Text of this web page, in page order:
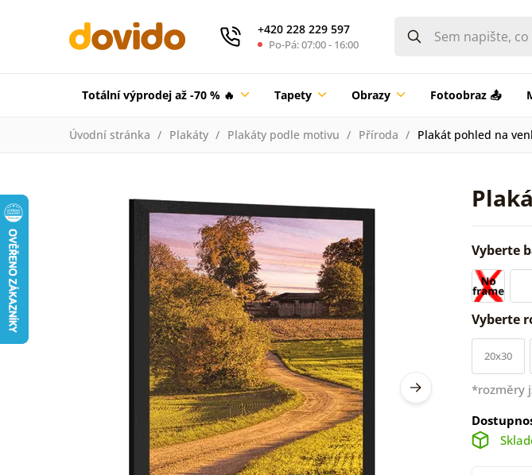
+420 228 229 597
Po-Pá: 07:00 - 16:00
Totální výprodej až -70 % 🔥 Tapety Obrazy Fotoobraz 📤
Úvodní stránka Plakáty Plakáty podle motivu Příroda Plakát pohled na
Vyberte
Vyberte
20x30
*rozměry